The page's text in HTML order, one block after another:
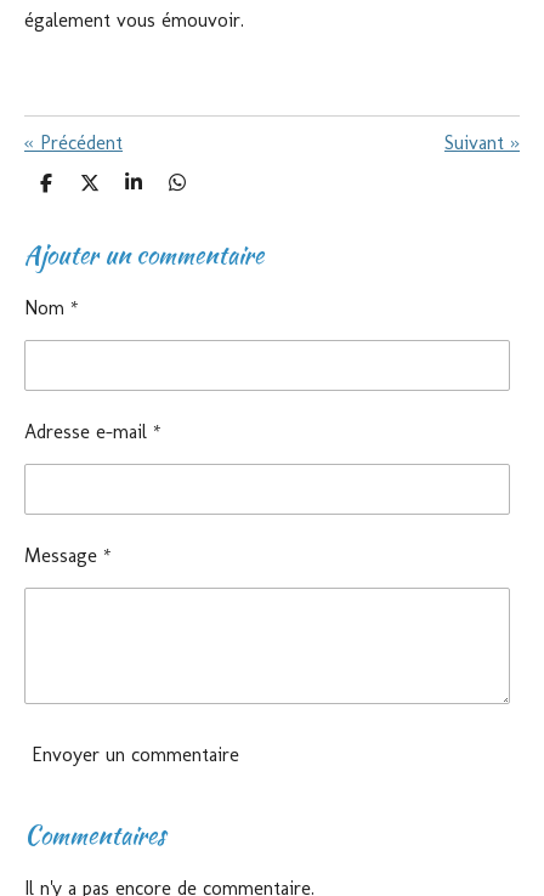
également vous émouvoir.
« Précédent Suivant »
P
t
a
e
P
t
a
P
t
a
P
t
a
Ajouter un commentaire
Nom *
Adresse e-mail *
Message *
Envoyer un commentaire
Commentaires
Il n'y a pas encore de commentaire.